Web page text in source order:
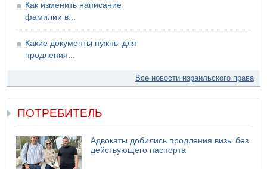
пострадал
Как изменить написание
фамилии в...
Какие документы нужны для
продления...
Все новости израильского права
ПОТРЕБИТЕЛЬ
Адвокаты добились продления визы без
действующего паспорта